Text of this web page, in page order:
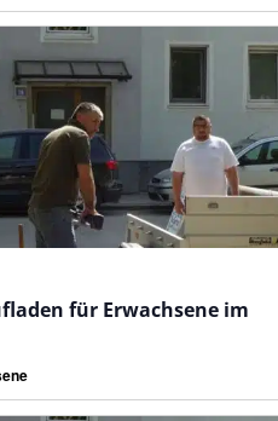
für Erwachsene im